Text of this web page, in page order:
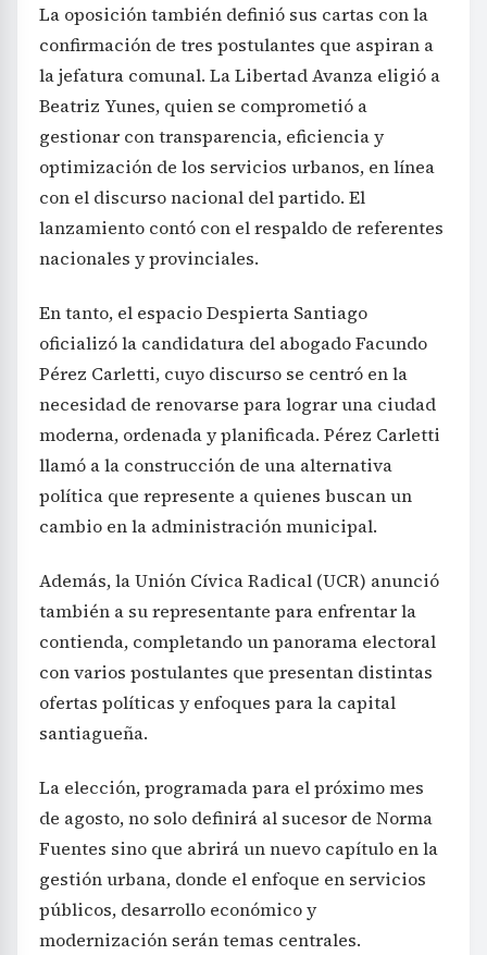
La oposición también definió sus cartas con la
confirmación de tres postulantes que aspiran a
la jefatura comunal. La Libertad Avanza eligió a
Beatriz Yunes, quien se comprometió a
gestionar con transparencia, eficiencia y
optimización de los servicios urbanos, en línea
con el discurso nacional del partido. El
lanzamiento contó con el respaldo de referentes
nacionales y provinciales.
En tanto, el espacio Despierta Santiago
oficializó la candidatura del abogado Facundo
Pérez Carletti, cuyo discurso se centró en la
necesidad de renovarse para lograr una ciudad
moderna, ordenada y planificada. Pérez Carletti
llamó a la construcción de una alternativa
política que represente a quienes buscan un
cambio en la administración municipal.
Además, la Unión Cívica Radical (UCR) anunció
también a su representante para enfrentar la
contienda, completando un panorama electoral
con varios postulantes que presentan distintas
ofertas políticas y enfoques para la capital
santiagueña.
La elección, programada para el próximo mes
de agosto, no solo definirá al sucesor de Norma
Fuentes sino que abrirá un nuevo capítulo en la
gestión urbana, donde el enfoque en servicios
públicos, desarrollo económico y
modernización serán temas centrales.